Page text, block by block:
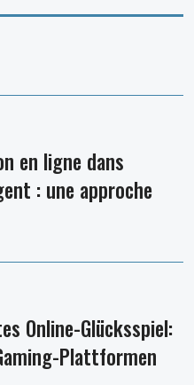
en ligne dans
: une approche
Online-Glücksspiel:
Plattformen